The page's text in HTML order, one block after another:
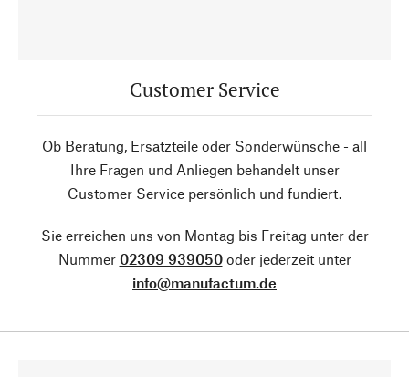
Customer Service
Ob Beratung, Ersatzteile oder Sonderwünsche - all
Ihre Fragen und Anliegen behandelt unser
Customer Service persönlich und fundiert.
Sie erreichen uns von Montag bis Freitag unter der
Nummer 02309 939050oder jederzeit unter
info@manufactum.de